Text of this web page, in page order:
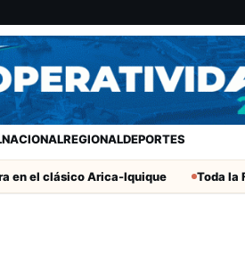
NACIONALREGIONALDEPORTES
Arica-Iquique Toda la Fecha 19